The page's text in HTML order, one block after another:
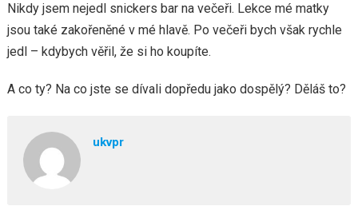
Nikdy jsem nejedl snickers bar na večeři. Lekce mé matky
jsou také zakořeněné v mé hlavě. Po večeři bych však rychle
jedl – kdybych věřil, že si ho koupíte.
A co ty? Na co jste se dívali dopředu jako dospělý? Děláš to?
ukvpr